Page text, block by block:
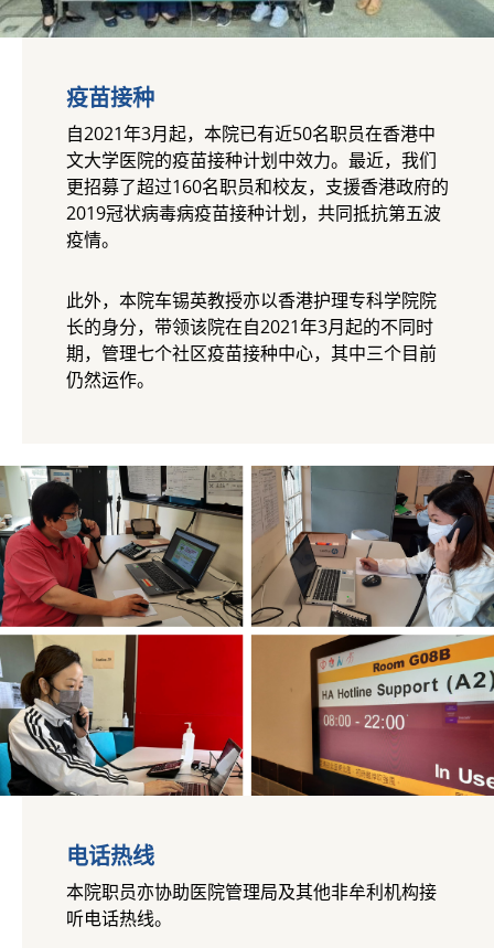
疫苗接种
自2021年3月起，本院已有近50名职员在香港中
文大学医院的疫苗接种计划中效力。最近，我们
更招募了超过160名职员和校友，支援香港政府的
2019冠状病毒病疫苗接种计划，共同抵抗第五波
疫情。
此外，本院车锡英教授亦以香港护理专科学院院
长的身分，带领该院在自2021年3月起的不同时
期，管理七个社区疫苗接种中心，其中三个目前
仍然运作。
电话热线
本院职员亦协助医院管理局及其他非牟利机构接
听电话热线。